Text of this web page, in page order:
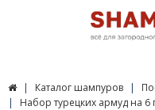
Каталог шампуров
Набор турецких армуд на